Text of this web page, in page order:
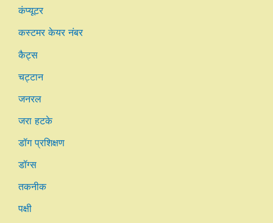
कंप्यूटर
कस्टमर केयर नंबर
कैट्स
चट्टान
जनरल
जरा हटके
डॉग प्रशिक्षण
डॉग्स
तकनीक
पक्षी